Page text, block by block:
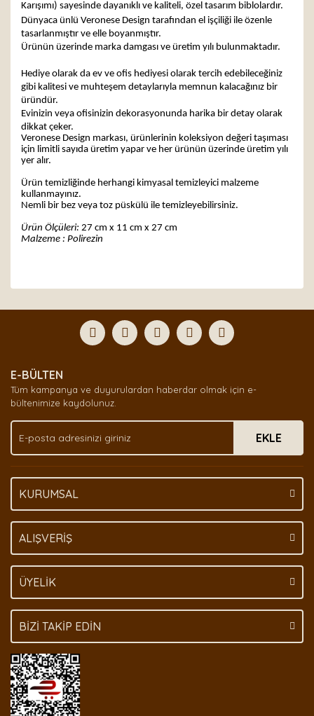
Karışımı) sayesinde dayanıklı ve kaliteli, özel tasarım biblolardır.
Dünyaca ünlü Veronese Design tarafından el işçiliği ile özenle
tasarlanmıştır ve elle boyanmıştır.
Ürünün üzerinde marka damgası ve üretim yılı bulunmaktadır.
Hediye olarak da ev ve ofis hediyesi olarak tercih edebileceğiniz
gibi kalitesi ve muhteşem detaylarıyla memnun kalacağınız bir
üründür.
Evinizin veya ofisinizin dekorasyonunda harika bir detay olarak
dikkat çeker.
Veronese Design markası, ürünlerinin koleksiyon değeri taşıması
için limitli sayıda üretim yapar ve her ürünün üzerinde üretim yılı
yer alır.
Ürün temizliğinde herhangi kimyasal temizleyici malzeme
kullanmayınız.
Nemli bir bez veya toz püskülü ile temizleyebilirsiniz.
Ürün Ölçüleri: 27 cm x 11 cm x 27 cm
Malzeme : Polirezin
Yorum Yaz
formunu kullanarak tarafımıza iletebilirsiniz.
Görüş ve önerileriniz için teşekkür ederiz.
Ürün açıklamasında eksik bilgiler bulunuyor.
Ürün bilgilerinde hatalar bulunuyor.
Bu ürüne benzer farklı alternatifler olmalı.
E-BÜLTEN
Tüm kampanya ve duyurulardan haberdar olmak için e-
bültenimize kaydolunuz.
EKLE
KURUMSAL
ALIŞVERİŞ
ÜYELİK
BİZİ TAKİP EDİN